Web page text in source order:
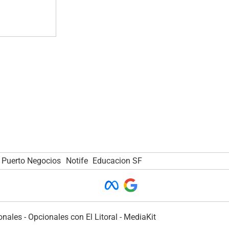
Puerto Negocios Notife Educacion SF
- Opcionales con El Litoral - MediaKit